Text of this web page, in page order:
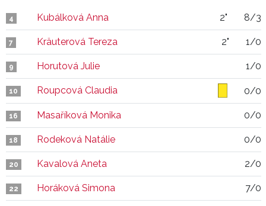
4 Kubálková Anna 2" 8/3
7 Kräuterová Tereza 2" 1/0
9 Horutová Julie 1/0
10 Roupcová Claudia 0/0
16 Masaříková Monika 0/0
18 Rodeková Natálie 0/0
20 Kavalová Aneta 2/0
22 Horáková Simona 7/0